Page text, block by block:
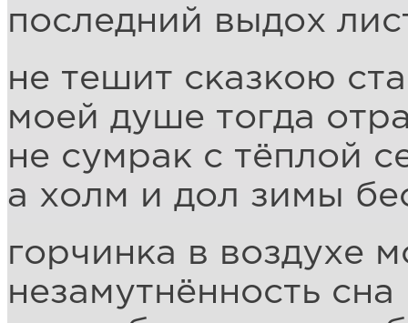
последний выдох
не тешит сказкою
моей душе тогда
не сумрак с тёплой
а холм и дол зимы
горчинка в воздухе
незамутнённость сна